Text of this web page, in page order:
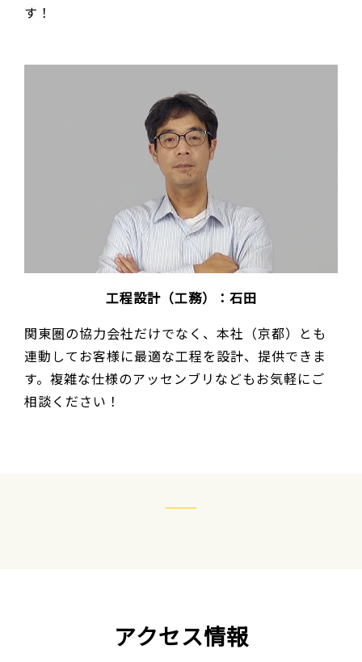
す！
工程設計（工務）：石田
関東圏の協力会社だけでなく、本社（京都）とも
連動してお客様に最適な工程を設計、提供できま
す。複雑な仕様のアッセンブリなどもお気軽にご
相談ください！
アクセス情報